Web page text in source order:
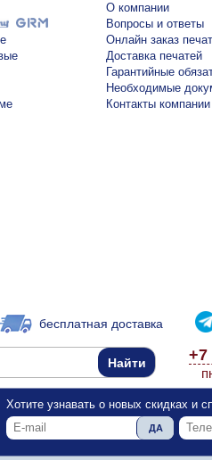
О компании
Вопросы и ответы
Онлайн заказ
Доставка печатей
Гарантийные
Необходимые
Контакты компании
бесплатная доставка
+7
Хотите узнавать о новых скидках и